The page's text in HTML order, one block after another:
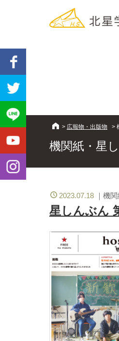
> 広報物・出版物 >
機関紙・星
2023.07.18 機関
星しんぶん